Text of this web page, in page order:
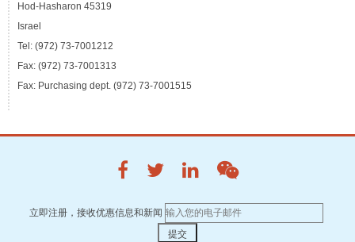
Hod-Hasharon 45319
Israel
Tel: (972) 73-7001212
Fax: (972) 73-7001313
Fax: Purchasing dept. (972) 73-7001515
立即注册，接收优惠信息和新闻